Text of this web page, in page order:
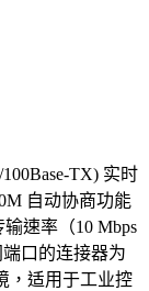
TX) 实时
自动协商功能
速率（10 Mbps
口的连接器为
，适用于工业控